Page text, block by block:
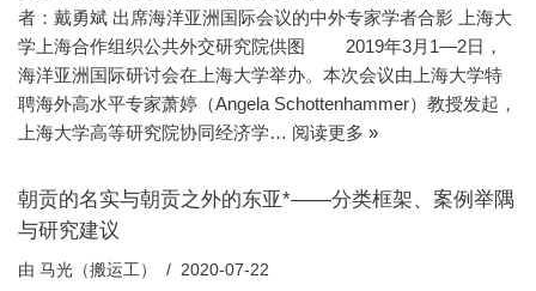
者：戴勇斌 出席海洋亚洲国际会议的中外专家学者合影 上海大
学上海合作组织公共外交研究院供图 2019年3月1—2日，
海洋亚洲国际研讨会在上海大学举办。本次会议由上海大学特
聘海外高水平专家萧婷（Angela Schottenhammer）教授发起，
上海大学高等研究院协同经济学… 阅读更多 »
朝贡的名实与朝贡之外的东亚*——分类框架、案例举隅
与研究建议
由 马光（搬运工） 2020-07-22